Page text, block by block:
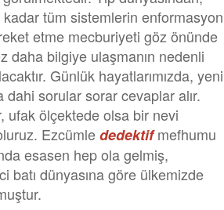
tüm sistemlerin enformasyon
etme mecburiyeti göz önünde
daha bilgiye ulaşmanın nedenli
Günlük hayatlarımızda, yeni
dahi sorular sorar cevaplar alır.
ufak ölçektede olsa bir nevi
Ezcümlededektifmefhumu
esasen hep ola gelmiş,
batı dünyasına göre ülkemizde